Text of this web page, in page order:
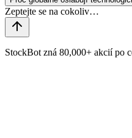
StockBot zná 80,000+ akcií po